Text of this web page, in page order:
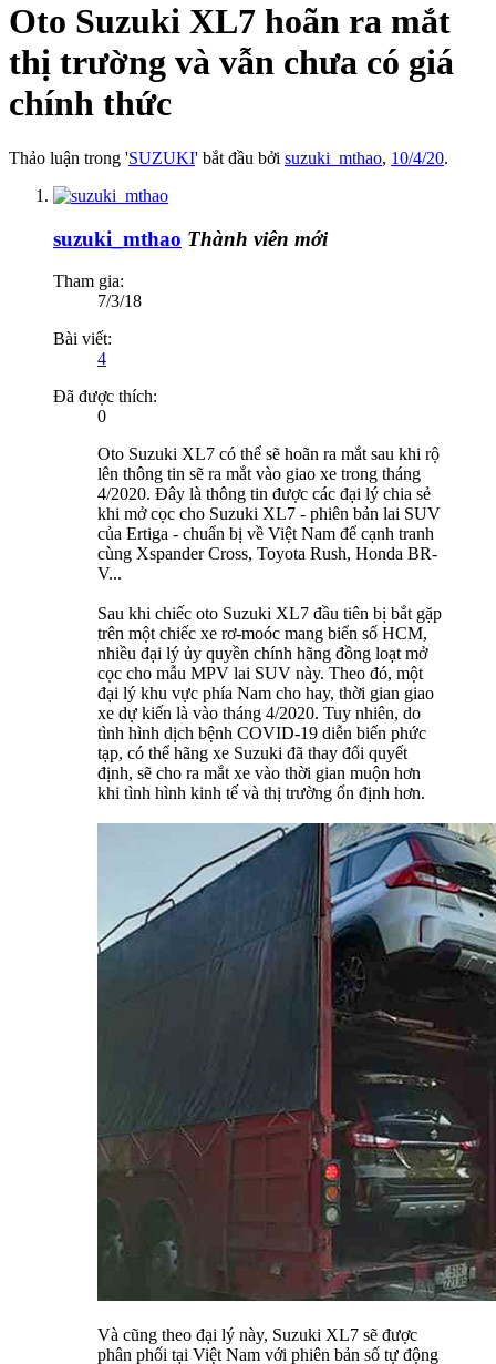
Oto Suzuki XL7 hoãn ra mắt
thị trường và vẫn chưa có giá
chính thức
Thảo luận trong 'SUZUKI' bắt đầu bởi suzuki_mthao, 10/4/20.
suzuki_mthao Thành viên mới
Tham gia:
7/3/18
Bài viết:
4
Đã được thích:
0
Oto Suzuki XL7 có thể sẽ hoãn ra mắt sau khi rộ
lên thông tin sẽ ra mắt vào giao xe trong tháng
4/2020. Đây là thông tin được các đại lý chia sẻ
khi mở cọc cho Suzuki XL7 - phiên bản lai SUV
của Ertiga - chuẩn bị về Việt Nam để cạnh tranh
cùng Xspander Cross, Toyota Rush, Honda BR-
V...
Sau khi chiếc oto Suzuki XL7 đầu tiên bị bắt gặp
trên một chiếc xe rơ-moóc mang biển số HCM,
nhiều đại lý ủy quyền chính hãng đồng loạt mở
cọc cho mẫu MPV lai SUV này. Theo đó, một
đại lý khu vực phía Nam cho hay, thời gian giao
xe dự kiến là vào tháng 4/2020. Tuy nhiên, do
tình hình dịch bệnh COVID-19 diễn biến phức
tạp, có thể hãng xe Suzuki đã thay đổi quyết
định, sẽ cho ra mắt xe vào thời gian muộn hơn
khi tình hình kinh tế và thị trường ổn định hơn.
Và cũng theo đại lý này, Suzuki XL7 sẽ được
phân phối tại Việt Nam với phiên bản số tự động